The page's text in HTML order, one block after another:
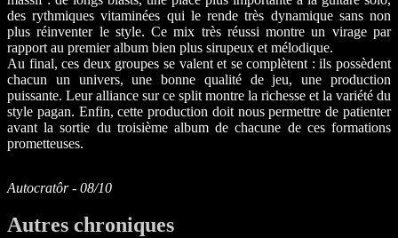
des rythmiques vitaminées qui le rende très dynamique sans non
plus réinventer le style. Ce mix très réussi montre un virage par
rapport au premier album bien plus sirupeux et mélodique.
Au final, ces deux groupes se valent et se complètent : ils possèdent
chacun un univers, une bonne qualité de jeu, une production
puissante. Leur alliance sur ce split montre la richesse et la variété du
style pagan. Enfin, cette production doit nous permettre de patienter
avant la sortie du troisième album de chacune de ces formations
prometteuses.
Autocratôr - 08/10
Autres chroniques